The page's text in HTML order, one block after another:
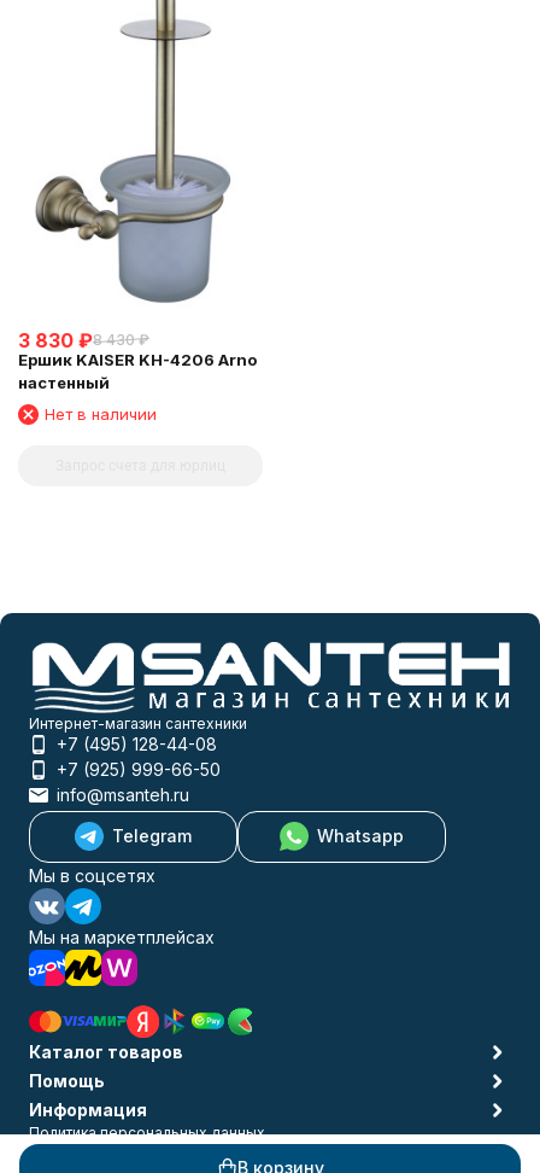
В корзину
3 830 ₽8 430 ₽
Ершик KAISER KH-4206 Arno
настенный
Нет в наличии
Интернет-магазин сантехники
+7 (495) 128-44-08
+7 (925) 999-66-50
info@msanteh.ru
Telegram
Whatsapp
Мы в соцсетях
Мы на маркетплейсах
Каталог товаров
Помощь
Информация
Политика персональных данных
© 2009-2026 MSANTEH